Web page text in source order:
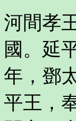
河間孝
國。延
年，鄧
平王，